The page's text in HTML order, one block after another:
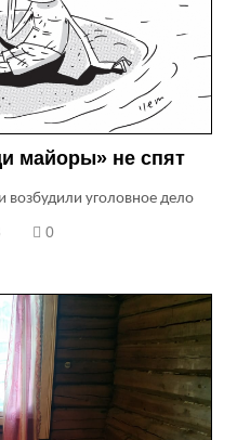
майоры» не спят
возбудили уголовное дело
0